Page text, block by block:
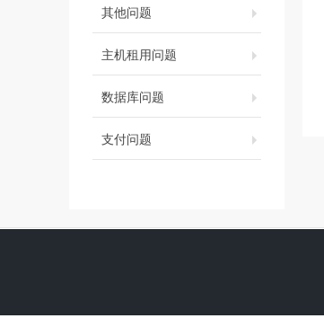
其他问题
主机租用问题
数据库问题
支付问题